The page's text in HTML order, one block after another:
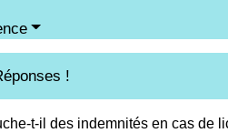
!
t-il des indemnités en cas de